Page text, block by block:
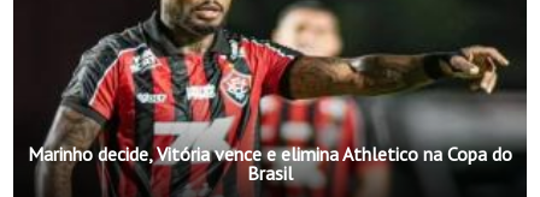
Marinho decide, Vitória vence e elimina Athletico na Copa do
Brasil